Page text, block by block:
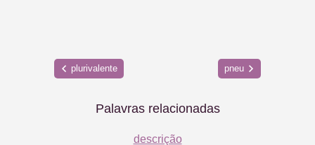
plurivalente pneu
Palavras relacionadas
descrição